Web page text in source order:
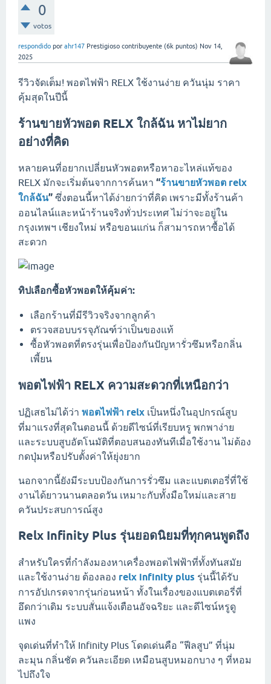
0
votos
respondido por ahr147 Prestigioso contribuyente (6k puntos) Nov 14,
2025
รีวิวจัดเต็ม! พอตไฟฟ้า RELX ใช้งานง่าย ควันนุ่ม ราคา
คุ้มสุดในปีนี้
ร้านขายหัวพอต RELX ใกล้ฉัน หาไม่ยาก
อย่างที่คิด
หลายคนที่อยากเปลี่ยนหัวพอตหรือหาอะไหล่แท้ของ
RELX มักจะเริ่มต้นจากการค้นหา “ร้านขายหัวพอต relx
ใกล้ฉัน” ซึ่งตอนนี้หาได้ง่ายกว่าที่คิด เพราะมีทั้งร้านค้า
ออนไลน์และหน้าร้านจริงทั่วประเทศ ไม่ว่าจะอยู่ใน
กรุงเทพฯ เชียงใหม่ หรือขอนแก่น ก็สามารถหาซื้อได้
สะดวก
ทิปเลือกซื้อหัวพอตให้คุ้มค่า:
เลือกร้านที่มีรีวิวจริงจากลูกค้า
ตรวจสอบบรรจุภัณฑ์ว่าเป็นของแท้
ซื้อหัวพอตที่ตรงรุ่นเพื่อป้องกันปัญหารั่วซึมหรือกลิ่น
เพี้ยน
พอตไฟฟ้า RELX ความสะดวกที่เหนือกว่า
ปฏิเสธไม่ได้ว่า พอตไฟฟ้า relx เป็นหนึ่งในอุปกรณ์สูบ
ที่มาแรงที่สุดในตอนนี้ ด้วยดีไซน์ที่เรียบหรู พกพาง่าย
และระบบสูบอัตโนมัติที่ตอบสนองทันทีเมื่อใช้งาน ไม่ต้อง
กดปุ่มหรือปรับตั้งค่าให้ยุ่งยาก
นอกจากนี้ยังมีระบบป้องกันการรั่วซึม และแบตเตอรี่ที่ใช้
งานได้ยาวนานตลอดวัน เหมาะกับทั้งมือใหม่และสาย
ควันประสบการณ์สูง
Relx Infinity Plus รุ่นยอดนิยมที่ทุกคนพูดถึง
สำหรับใครที่กำลังมองหาเครื่องพอตไฟฟ้าที่ทั้งทันสมัย
และใช้งานง่าย ต้องลอง relx infinity plus รุ่นนี้ได้รับ
การอัปเกรดจากรุ่นก่อนหน้า ทั้งในเรื่องของแบตเตอรี่ที่
อึดกว่าเดิม ระบบสั่นแจ้งเตือนอัจฉริยะ และดีไซน์หรูดู
แพง
จุดเด่นที่ทำให้ Infinity Plus โดดเด่นคือ “ฟีลสูบ” ที่นุ่ม
ละมุน กลิ่นชัด ควันละเอียด เหมือนสูบหมอกบาง ๆ ที่หอม
ไปถึงใจ